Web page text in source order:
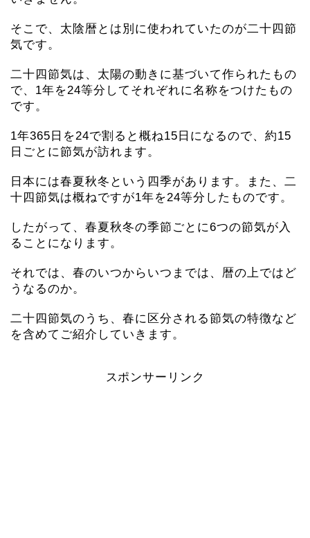
そこで、太陰暦とは別に使われていたのが二十四節
気です。
二十四節気は、太陽の動きに基づいて作られたもの
で、1年を24等分してそれぞれに名称をつけたもの
です。
1年365日を24で割ると概ね15日になるので、約15
日ごとに節気が訪れます。
日本には春夏秋冬という四季があります。また、二
十四節気は概ねですが1年を24等分したものです。
したがって、春夏秋冬の季節ごとに6つの節気が入
ることになります。
それでは、春のいつからいつまでは、暦の上ではど
うなるのか。
二十四節気のうち、春に区分される節気の特徴など
を含めてご紹介していきます。
スポンサーリンク